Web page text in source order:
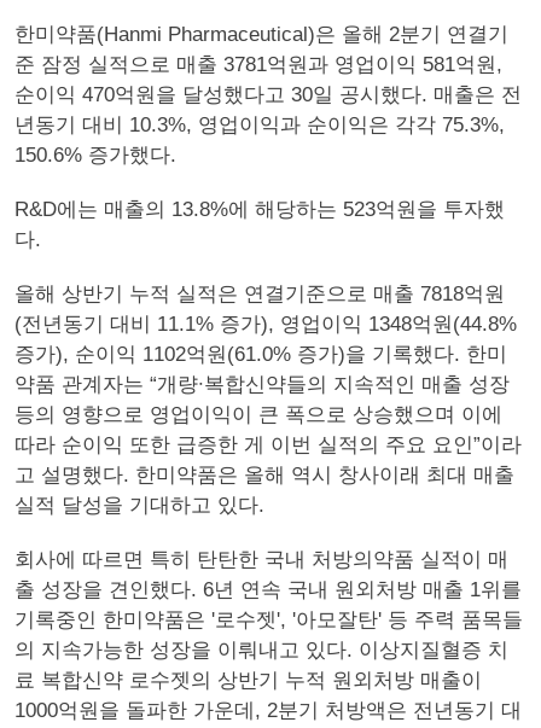
한미약품(Hanmi Pharmaceutical)은 올해 2분기 연결기
준 잠정 실적으로 매출 3781억원과 영업이익 581억원,
순이익 470억원을 달성했다고 30일 공시했다. 매출은 전
년동기 대비 10.3%, 영업이익과 순이익은 각각 75.3%,
150.6% 증가했다.
R&D에는 매출의 13.8%에 해당하는 523억원을 투자했
다.
올해 상반기 누적 실적은 연결기준으로 매출 7818억원
(전년동기 대비 11.1% 증가), 영업이익 1348억원(44.8%
증가), 순이익 1102억원(61.0% 증가)을 기록했다. 한미
약품 관계자는 “개량∙복합신약들의 지속적인 매출 성장
등의 영향으로 영업이익이 큰 폭으로 상승했으며 이에
따라 순이익 또한 급증한 게 이번 실적의 주요 요인”이라
고 설명했다. 한미약품은 올해 역시 창사이래 최대 매출
실적 달성을 기대하고 있다.
회사에 따르면 특히 탄탄한 국내 처방의약품 실적이 매
출 성장을 견인했다. 6년 연속 국내 원외처방 매출 1위를
기록중인 한미약품은 '로수젯', '아모잘탄' 등 주력 품목들
의 지속가능한 성장을 이뤄내고 있다. 이상지질혈증 치
료 복합신약 로수젯의 상반기 누적 원외처방 매출이
1000억원을 돌파한 가운데, 2분기 처방액은 전년동기 대